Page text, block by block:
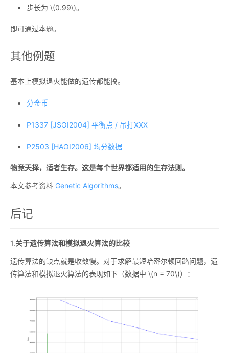
步长为 \(0.99\)。
即可通过本题。
其他例题
基本上模拟退火能做的遗传都能搞。
分金币
P1337 [JSOI2004] 平衡点 / 吊打XXX
P2503 [HAOI2006] 均分数据
物竞天择，适者生存。这是每个世界都适用的生存法则。
本文参考资料 Genetic Algorithms。
后记
1.关于遗传算法和模拟退火算法的比较
遗传算法的缺点就是收敛慢。对于求解最短哈密尔顿回路问题，遗
传算法和模拟退火算法的表现如下（数据中 \(n = 70\)）：